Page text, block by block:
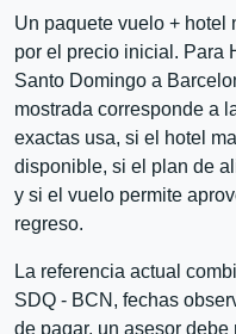
Un paquete vuelo + hotel
por el precio inicial. Para
Santo Domingo a
mostrada corresponde a
exactas usa, si el hotel
disponible, si el plan de
y si el vuelo permite
regreso.
La referencia actual
SDQ - BCN, fechas
de pagar, un asesor